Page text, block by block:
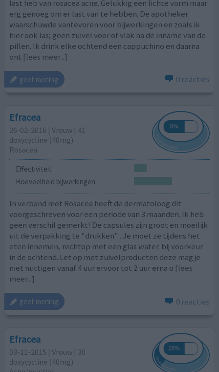
last heb van rosacea acne. Gelukkig een lichte vorm maar
erg genoeg om er last van te hebben. De apotheker
waarschuwde vantevoren voor bijwerkingen en zoals ik
hier ook las; geen zuivel voor of vlak na de inname van de
pillen. Ik drink elke ochtend een cappuchino en daarna
ont [lees meer...]
geef mening 0 reacties
Efracea
26-02-2016 | Vrouw | 41
doxycycline (40mg)
Rosacea
Effectiviteit
Hoeveelheid bijwerkingen
In verband met Rosacea heeft de dermatoloog dit
voorgeschreven voor een periode van 3 maanden. Ik heb
geen verschil gemerkt! De capsules zijn groot en moeilijk
uit de verpakking te "drukken" . Je moet ze tijdens het
eten innemen, rechtop met een glas water. bij voorkeur
in de ochtend. Let op met zuivelproducten deze mag je
niet nuttigen vanaf 4 uur ervoor tot 2 uur erna o [lees
meer...]
geef mening 0 reacties
Efracea
03-11-2015 | Vrouw | 30
doxycycline (40mg)